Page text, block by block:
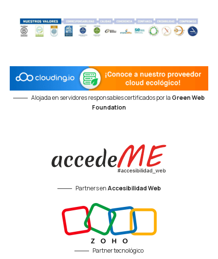
Alojada en servidores responsables certificados por la Green Web
Foundation
Partners enAccesibilidad Web
Partner tecnológico